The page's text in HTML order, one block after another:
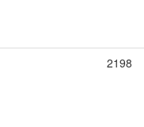
2198